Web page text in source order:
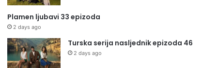
Plamen ljubavi 33 epizoda
2 days ago
Turska serija nasljednik epizoda 46
2 days ago